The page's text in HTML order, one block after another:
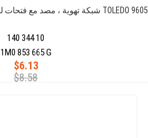
شبكة تهوية ، مصد مع فتحات لمصابيح الضباب ، أمامي يسار TOLEDO 9605
140 344 10
$6.13
$8.58
1M0 853 665 G